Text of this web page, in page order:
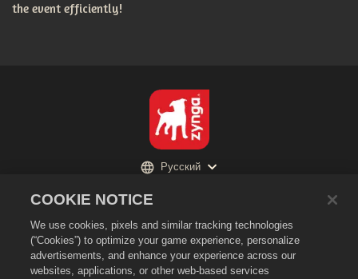
the event efficiently!
Не продавайте и не раскрывайте мою личную информацию третьим
лицам
Политика в отношении файлов cookie
Русский
COOKIE NOTICE
We use cookies, pixels and similar tracking technologies
(“Cookies”) to optimize your game experience, personalize
advertisements, and enhance your experience across our
websites, applications, or other web-based services